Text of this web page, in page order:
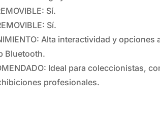
Sí.
Sí.
Alta interactividad y opciones
Bluetooth.
Ideal para coleccionistas,
profesionales.